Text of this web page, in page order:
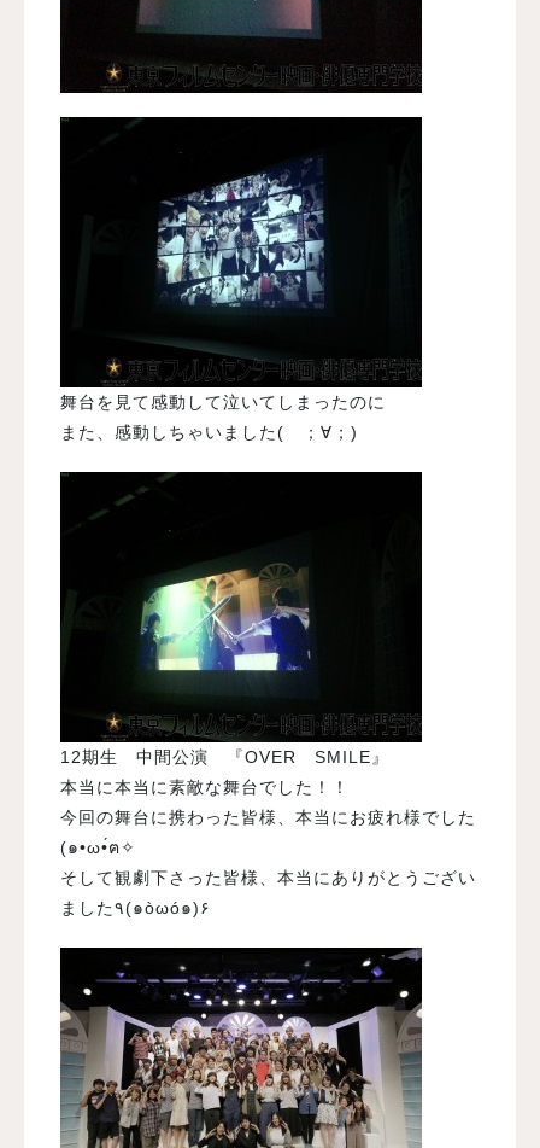
舞台を見て感動して泣いてしまったのに
また、感動しちゃいました( ；∀；)
12期生 中間公演 『OVER SMILE』
本当に本当に素敵な舞台でした！！
今回の舞台に携わった皆様、本当にお疲れ様でした
(๑•ω•́ฅ✧
そして観劇下さった皆様、本当にありがとうござい
ました٩(๑òωó๑)۶